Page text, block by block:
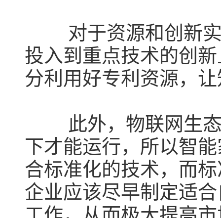
对于资源和创新
投入到重点技术的创
分利用好专利资源，
此外，物联网生
下才能运行，所以智
合标准化的技术，而
企业应该尽早制定适